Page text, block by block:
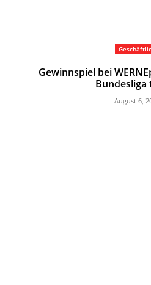
Gewinnspiel bei
Bundesliga
August 6,